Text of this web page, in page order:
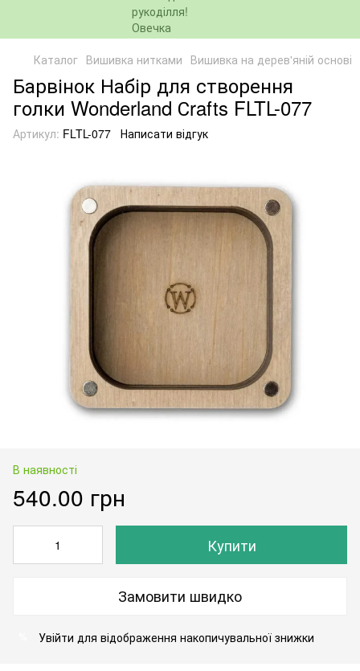
Каталог Вишивка нитками Вишивка на дерев'яній основі
Барвінок Набір для створення
голки Wonderland Сrafts FLTL-077
Артикул: FLTL-077 Написати відгук
В наявності
540.00 грн
Купити
Замовити швидко
Увійти для відображення накопичувальної знижки